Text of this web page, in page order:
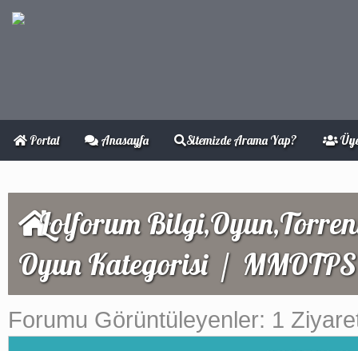
Portal Anasayfa Sitemizde Arama Yap?
Lolforum
Oyun Kategorisi / MMOTPS
Forumu Görüntüleyenler: 1